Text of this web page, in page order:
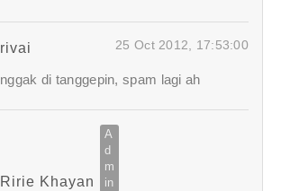
rivai 25 Oct 2012, 17:53:00
nggak di tanggepin, spam lagi ah
Ririe Khayan